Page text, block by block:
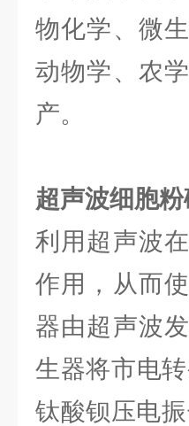
物化学、微
动物学、农
产。
超声波细胞
利用超声波
作用，从而
器由超声波
生器将市电
钛酸钡压电